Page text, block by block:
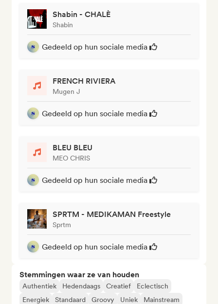
Shabin - CHALÈ
Shabin
Gedeeld op hun sociale media
FRENCH RIVIERA
Mugen J
Gedeeld op hun sociale media
BLEU BLEU
MEO CHRIS
Gedeeld op hun sociale media
SPRTM - MEDIKAMAN Freestyle
Sprtm
Gedeeld op hun sociale media
Stemmingen waar ze van houden
Authentiek Hedendaags Creatief
Eclectisch
Energiek
Standaard Groovy Uniek
Mainstream